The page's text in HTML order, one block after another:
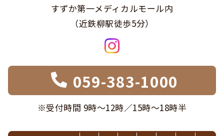
すずか第一メディカルモール内
（近鉄柳駅徒歩5分）
059-383-1000
※受付時間 9時〜12時／15時〜18時半